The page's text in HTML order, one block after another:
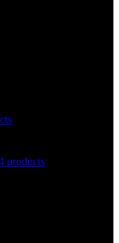
products